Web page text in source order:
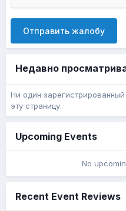
Отправить жалобу
Недавно
Ни один
эту страницу.
Upcoming Events
No
Recent Event Reviews